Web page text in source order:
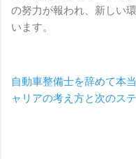
の努力が報われ、新しい
います。
自動車整備士を辞めて本
ャリアの考え方と次のス